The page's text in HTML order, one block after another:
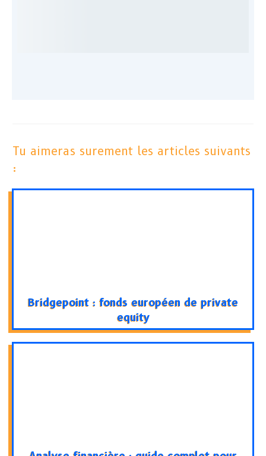
Tu aimeras surement les articles suivants
:
Bridgepoint : fonds européen de private
equity